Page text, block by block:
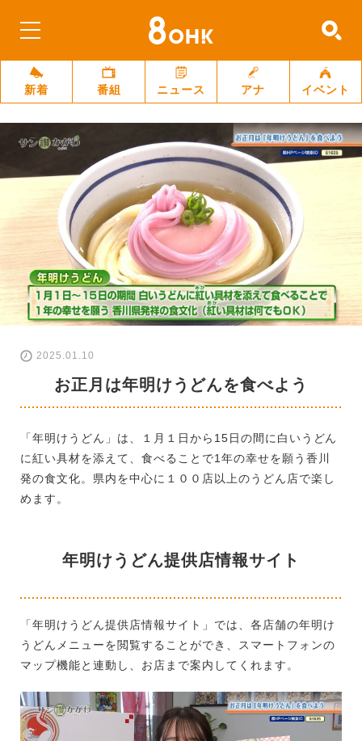
新着 番組 ニュース アナ イベント
2025.01.10
お正月は年明けうどんを食べよう
「年明けうどん」は、１月１日から15日の間に白いうどん
に紅い具材を添えて、食べることで1年の幸せを願う香川
発の食文化。県内を中心に１００店以上のうどん店で楽し
めます。
年明けうどん提供店情報サイト
「年明けうどん提供店情報サイト」では、各店舗の年明け
うどんメニューを閲覧することができ、スマートフォンの
マップ機能と連動し、お店まで案内してくれます。